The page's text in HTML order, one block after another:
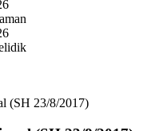
(SH 23/8/2017)